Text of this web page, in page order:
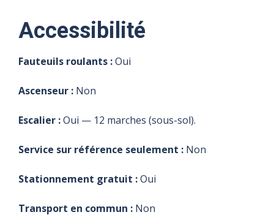
Accessibilité
Fauteuils roulants :Oui
Ascenseur : Non
Escalier :Oui — 12 marches (sous-sol).
Service sur référence seulement : Non
Stationnement gratuit :Oui
Transport en commun : Non